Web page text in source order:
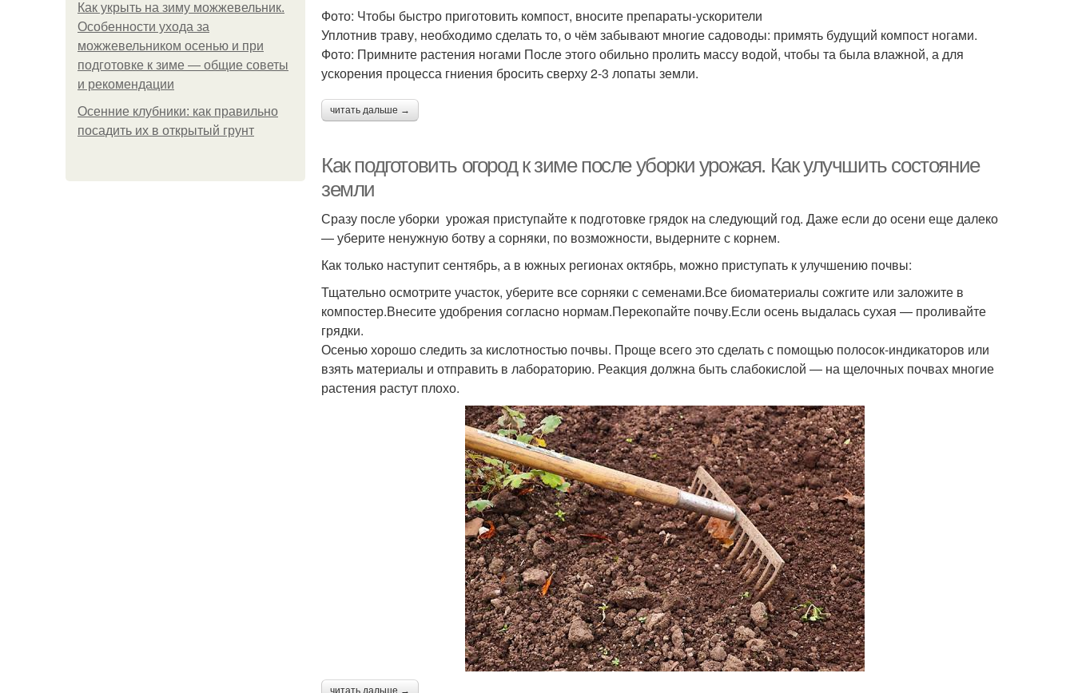
Как укрыть на зиму можжевельник.
Особенности ухода за
можжевельником осенью и при
подготовке к зиме — общие советы
и рекомендации
Осенние клубники: как правильно
посадить их в открытый грунт
Фото: Чтобы быстро приготовить компост, вносите препараты-ускорители
​​​​Уплотнив траву, необходимо сделать то, о чём забывают многие садоводы: примять будущий компост ногами.
Фото: Примните растения ногами После этого обильно пролить массу водой, чтобы та была влажной, а для
ускорения процесса гниения бросить сверху 2-3 лопаты земли.
читать дальше →
Как подготовить огород к зиме после уборки урожая. Как улучшить состояние
земли
Сразу после уборки урожая приступайте к подготовке грядок на следующий год. Даже если до осени еще далеко
— уберите ненужную ботву а сорняки, по возможности, выдерните с корнем.
Как только наступит сентябрь, а в южных регионах октябрь, можно приступать к улучшению почвы:
Тщательно осмотрите участок, уберите все сорняки с семенами.Все биоматериалы сожгите или заложите в
компостер.Внесите удобрения согласно нормам.Перекопайте почву.Если осень выдалась сухая — проливайте
грядки.
Осенью хорошо следить за кислотностью почвы. Проще всего это сделать с помощью полосок-индикаторов или
взять материалы и отправить в лабораторию. Реакция должна быть слабокислой — на щелочных почвах многие
растения растут плохо.
читать дальше →